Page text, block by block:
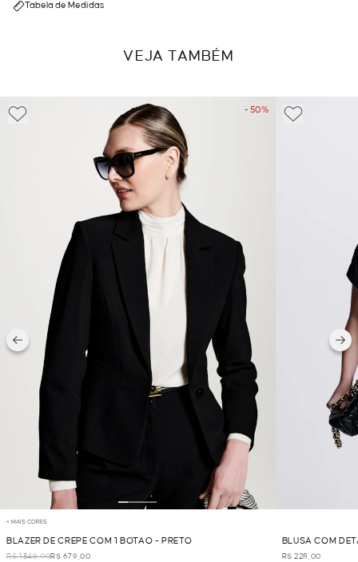
Tabela de Medidas
VEJA TAMBÉM
- 50%
+ MAIS CORES
BLAZER DE CREPE COM 1 BOTAO - PRETO
R$ 1.348,00R$ 679,00
BLUSA COM
R$ 228,00